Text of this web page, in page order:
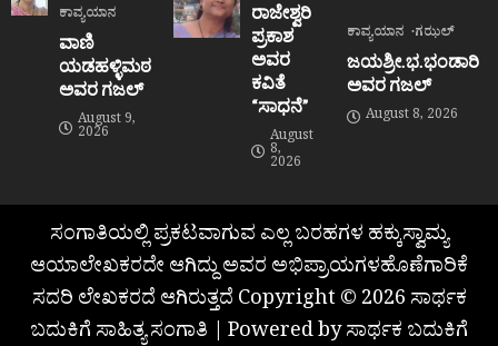
ಕಾವ್ಯಯಾನ
ವಾಣಿ
ಯಡಹಳ್ಳಿಮಠ
ಅವರ ಗಜಲ್
August 9,
2026
ರಾಜೇಶ್ವರಿ
ಪ್ರಕಾಶ
ಅವರ
ಕವಿತೆ
“ಸಾಧನೆ”
August
8,
2026
ಕಾವ್ಯಯಾನ ಗಝಲ್
ಜಯಶ್ರೀ.ಭ.ಭಂಡಾರಿ
ಅವರ ಗಜಲ್
August 8, 2026
ಸಂಗಾತಿಯಲ್ಲಿ ಪ್ರಕಟವಾಗುವ ಎಲ್ಲ ಬರಹಗಳ ಹಕ್ಕುಸ್ವಾಮ್ಯ
ಆಯಾಲೇಖಕರದೇ ಆಗಿದ್ದು ಅವರ ಅಭಿಪ್ರಾಯಗಳಹೊಣೆಗಾರಿಕೆ
ಸದರಿ ಲೇಖಕರದೆ ಆಗಿರುತ್ತದೆ Copyright © 2026 ಸಾರ್ಥಕ
ಬದುಕಿಗೆ ಸಾಹಿತ್ಯ ಸಂಗಾತಿ | Powered by ಸಾರ್ಥಕ ಬದುಕಿಗೆ